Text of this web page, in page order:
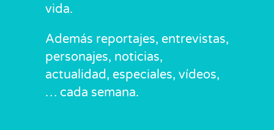
vida.
Además reportajes, entrevistas,
personajes, noticias,
actualidad, especiales, vídeos,
… cada semana.